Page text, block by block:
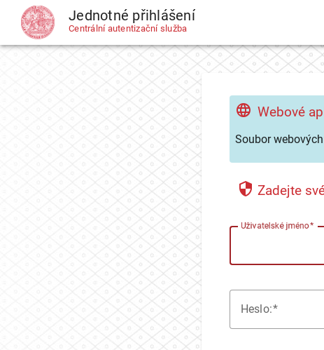
CAS Jednotné přihlášení
Centrální autentizační služba
Webové
Soubor
Zadejte
Uživatelské jméno
Heslo: